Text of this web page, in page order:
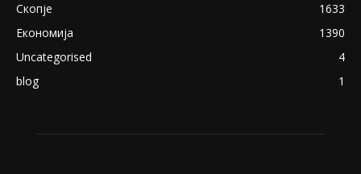
Скопје
1633
Економија
1390
Uncategorised
4
blog
1